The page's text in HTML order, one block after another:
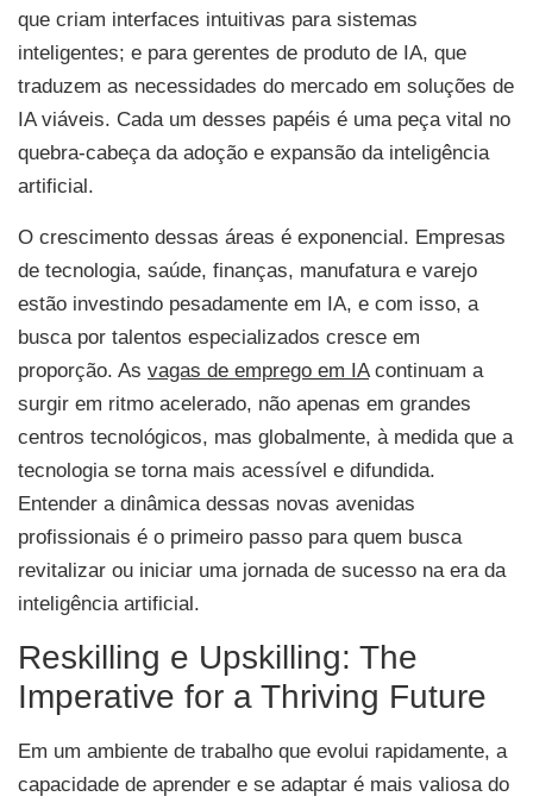
que criam interfaces intuitivas para sistemas
inteligentes; e para gerentes de produto de IA, que
traduzem as necessidades do mercado em soluções de
IA viáveis. Cada um desses papéis é uma peça vital no
quebra-cabeça da adoção e expansão da inteligência
artificial.
O crescimento dessas áreas é exponencial. Empresas
de tecnologia, saúde, finanças, manufatura e varejo
estão investindo pesadamente em IA, e com isso, a
busca por talentos especializados cresce em
proporção. As vagas de emprego em IAcontinuam a
surgir em ritmo acelerado, não apenas em grandes
centros tecnológicos, mas globalmente, à medida que a
tecnologia se torna mais acessível e difundida.
Entender a dinâmica dessas novas avenidas
profissionais é o primeiro passo para quem busca
revitalizar ou iniciar uma jornada de sucesso na era da
inteligência artificial.
Reskilling e Upskilling: The
Imperative for a Thriving Future
Em um ambiente de trabalho que evolui rapidamente, a
capacidade de aprender e se adaptar é mais valiosa do